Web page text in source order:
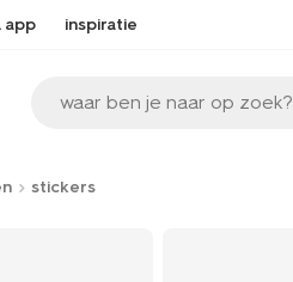
app inspiratie
waar ben je naar op zoek?
stickers